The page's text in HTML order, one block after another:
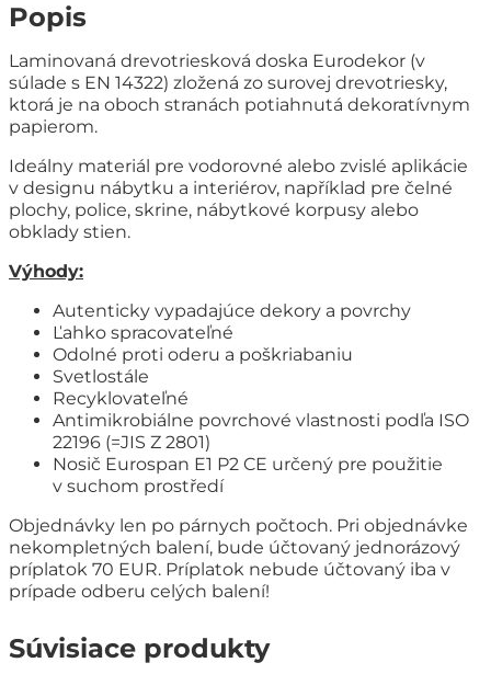
Popis
Laminovaná drevotriesková doska Eurodekor (v
súlade s EN 14322) zložená zo surovej drevotriesky,
ktorá je na oboch stranách potiahnutá dekoratívnym
papierom.
Ideálny materiál pre vodorovné alebo zvislé aplikácie
v designu nábytku a interiérov, například pre čelné
plochy, police, skrine, nábytkové korpusy alebo
obklady stien.
Výhody:
Autenticky vypadajúce dekory a povrchy
Ľahko spracovateľné
Odolné proti oderu a poškriabaniu
Svetlostále
Recyklovateľné
Antimikrobiálne povrchové vlastnosti podľa ISO
22196 (=JIS Z 2801)
Nosič Eurospan E1 P2 CE určený pre použitie
v suchom prostředí
Objednávky len po párnych počtoch. Pri objednávke
nekompletných balení, bude účtovaný jednorázový
príplatok 70 EUR. Príplatok nebude účtovaný iba v
prípade odberu celých balení!
Súvisiace produkty